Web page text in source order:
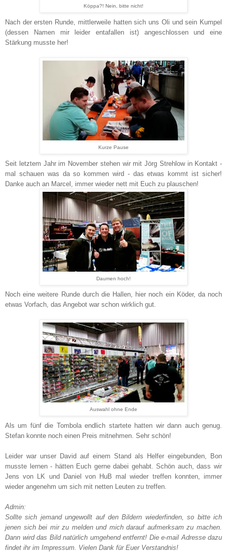
Köppa?! Nein, bitte nicht!
Nach der ersten Runde, mittlerweile hatten sich uns Oli und sein Kumpel
(dessen Namen mir leider entafallen ist) angeschlossen und eine
Stärkung musste her!
Kurze Pause
Seit letztem Jahr im November stehen wir mit Jörg Strehlow in Kontakt -
mal schauen was da so kommen wird - das etwas kommt ist sicher!
Danke auch an Marcel, immer wieder nett mit Euch zu plauschen!
Daumen hoch!
Noch eine weitere Runde durch die Hallen, hier noch ein Köder, da noch
etwas Vorfach, das Angebot war schon wirklich gut.
Auswahl ohne Ende
Als um fünf die Tombola endlich startete hatten wir dann auch genug.
Stefan konnte noch einen Preis mitnehmen. Sehr schön!
Leider war unser David auf einem Stand als Helfer eingebunden, Bon
musste lernen - hätten Euch gerne dabei gehabt. Schön auch, dass wir
Jens von LK und Daniel von HuB mal wieder treffen konnten, immer
wieder angenehm um sich mit netten Leuten zu treffen.
Admin:
Sollte sich jemand ungewollt auf den Bildern wiederfinden, so bitte ich
jenen sich bei mir zu melden und mich darauf aufmerksam zu machen.
Dann wird das Bild natürlich umgehend entfernt! Die e-mail Adresse dazu
findet ihr im Impressum. Vielen Dank für Euer Verstandnis!